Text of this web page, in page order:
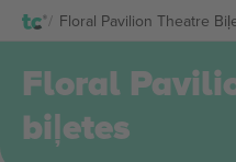
Floral Pavilion Theatre
Floral
biļetes